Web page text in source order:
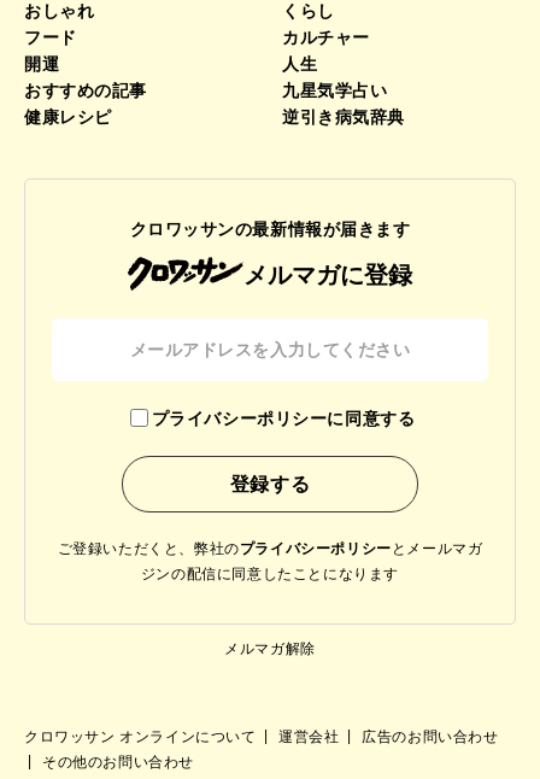
おしゃれ
くらし
フード
カルチャー
開運
人生
おすすめの記事
九星気学占い
健康レシピ
逆引き病気辞典
クロワッサンの最新情報が届きます
メルマガに登録
プライバシーポリシーに同意する
ご登録いただくと、弊社のプライバシーポリシー と メールマガ
ジンの配信に同意したことになります
メルマガ解除
クロワッサン オンラインについて 運営会社
広告のお問い合わせ
その他のお問い合わせ